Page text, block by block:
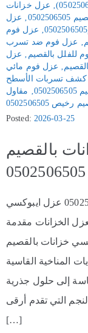
‚ عزل خزانات
‚ عزل
‚ عزل فوم
‚ عزل فوم ضد تسرب
للفلل بالقصيم ‚ عزل
‚ عزل فوم مائي
كشف تسربات الأسطح
‚ مقاول
0502506505
Posted: 2026-03-25
بالقصيم
0502506505
عزل ايبوكسي خزانات بالقصيم 0502506505 عزل ايبوكسي
شركة النجم لعزل الخزانات مقدمة
خزانات بالقصيم
المناخية القاسية
إلى حلول جذرية
التي تقدم أرقى
[…]